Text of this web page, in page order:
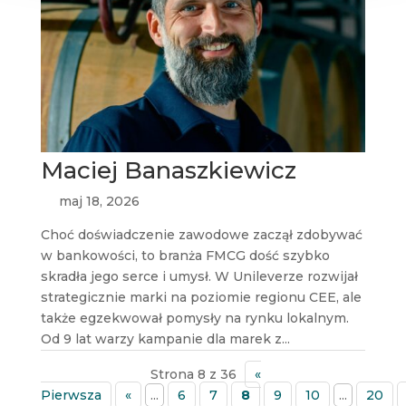
Maciej Banaszkiewicz
maj 18, 2026
Choć doświadczenie zawodowe zaczął zdobywać
w bankowości, to branża FMCG dość szybko
skradła jego serce i umysł. W Unileverze rozwijał
strategicznie marki na poziomie regionu CEE, ale
także egzekwował pomysły na rynku lokalnym.
Od 9 lat warzy kampanie dla marek z...
Strona 8 z 36
«
Pierwsza
« ... 6 7 8 9 10 ... 20